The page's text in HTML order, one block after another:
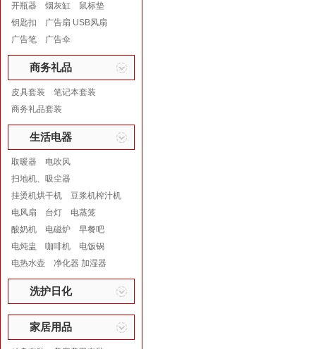
开瓶器
烟灰缸
鼠标垫
钥匙扣
广告扇 USB风扇
广告笔
广告伞
商务礼品
皮具套装
笔记本套装
商务礼品套装
生活电器
取暖器
电吹风
扫地机、吸尘器
挂烫机烘干机
豆浆机榨汁机
电风扇
台灯
电蒸笼
酸奶机
电磁炉
早餐吧
电炖盅
咖啡机
电饭锅
电热水壶
净化器 加湿器
洗护日化
家居用品